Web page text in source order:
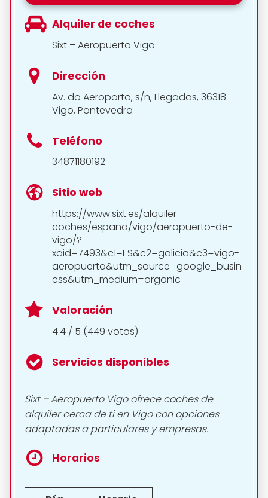
Alquiler de coches
Sixt – Aeropuerto Vigo
Dirección
Av. do Aeroporto, s/n, Llegadas, 36318
Vigo, Pontevedra
Teléfono
34871180192
Sitio web
https://www.sixt.es/alquiler-
coches/espana/vigo/aeropuerto-de-
vigo/?
xaid=7493&c1=ES&c2=galicia&c3=vigo-
aeropuerto&utm_source=google_busin
ess&utm_medium=organic
Valoración
4.4 / 5 (449 votos)
Servicios disponibles
Sixt – Aeropuerto Vigo ofrece coches de
alquiler cerca de ti en Vigo con opciones
adaptadas a particulares y empresas.
Horarios